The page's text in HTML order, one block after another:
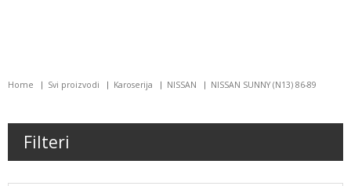
Home Svi proizvodi Karoserija NISSAN NISSAN SUNNY (N13) 86-89
Filteri